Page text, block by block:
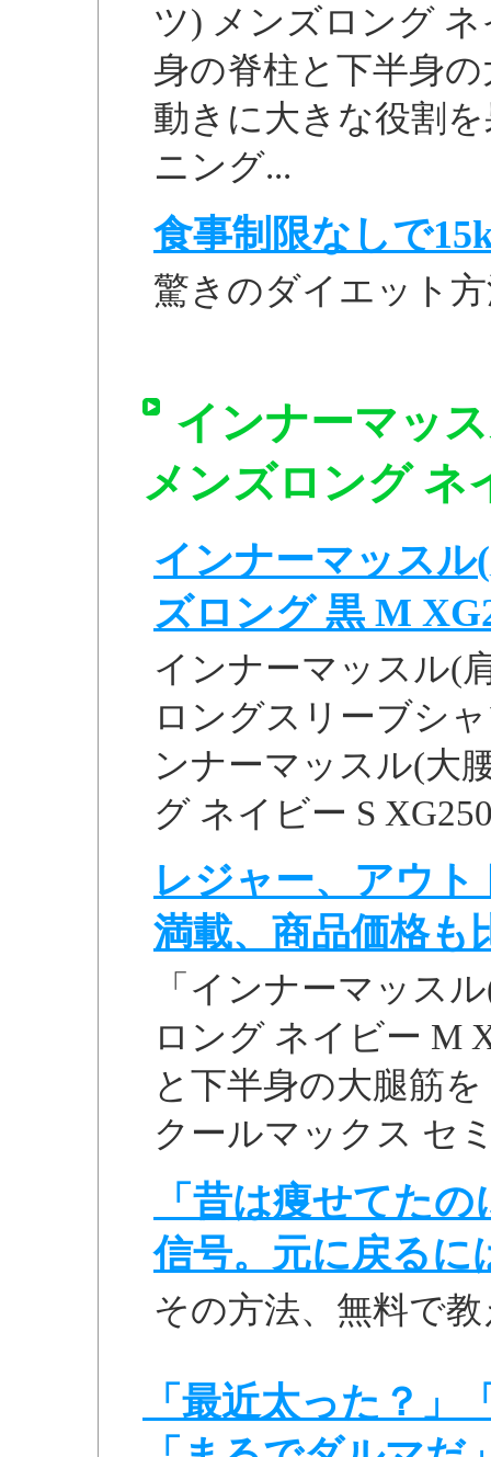
ツ) メンズロング ネ
身の脊柱と下半身
動きに大きな役割
ニング...
食事制限なしで
驚きのダイエット
インナーマッ
メンズロング ネ
インナーマッス
ズロング 黒 M
インナーマッスル(
ロングスリーブシ
ンナーマッスル(大
グ ネイビー S
レジャー、アウ
満載、商品価格も
「インナーマッス
ロング ネイビー M
と下半身の大腿筋
クールマックス セ
「昔は痩せてた
信号。元に戻るに
その方法、無料で
「最近太った？